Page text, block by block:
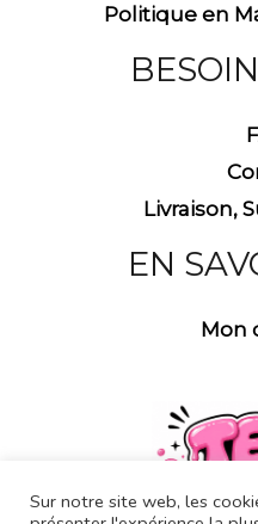
Politique en
Livraison,
EN
Mon
Sur notre site web, les